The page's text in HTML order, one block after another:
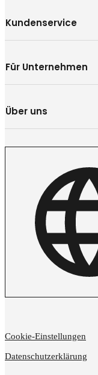
Kundenservice
Für Unternehmen
Über uns
Cookie-Einstellungen
Datenschutzerklärung